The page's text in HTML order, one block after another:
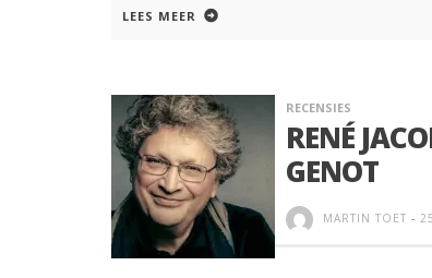
LEES MEER
RECENSIES
RENÉ
GENOT
MARTIN TOET -